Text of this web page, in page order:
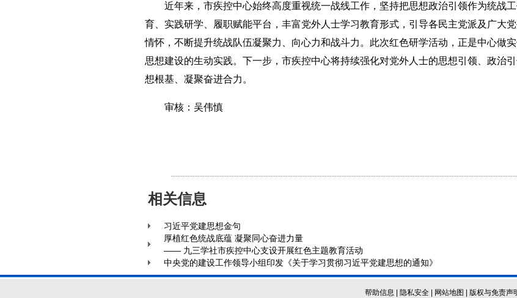
近年来，市疾控中心始终高度重视统一战线工作，坚持把思想政治引领作为统战工
育、实践研学、履职赋能平台，丰富党外人士学习教育形式，引导各民主党派及广大
情怀，不断提升统战队伍凝聚力、向心力和战斗力。此次红色研学活动，正是中心做
思想建设的生动实践。下一步，市疾控中心将持续强化对党外人士的思想引领、政治
想根基、凝聚奋进合力。
审核：吴伟慎
相关信息
习近平党建思想金句
厚植红色统战底蕴 凝聚同心奋进力量
—— 九三学社市疾控中心支设开展红色主题教育活动
中央党的建设工作领导小组印发《关于学习贯彻习近平党建思想的通知》
帮助信息 隐私安全| 网站地图 版权与免责声